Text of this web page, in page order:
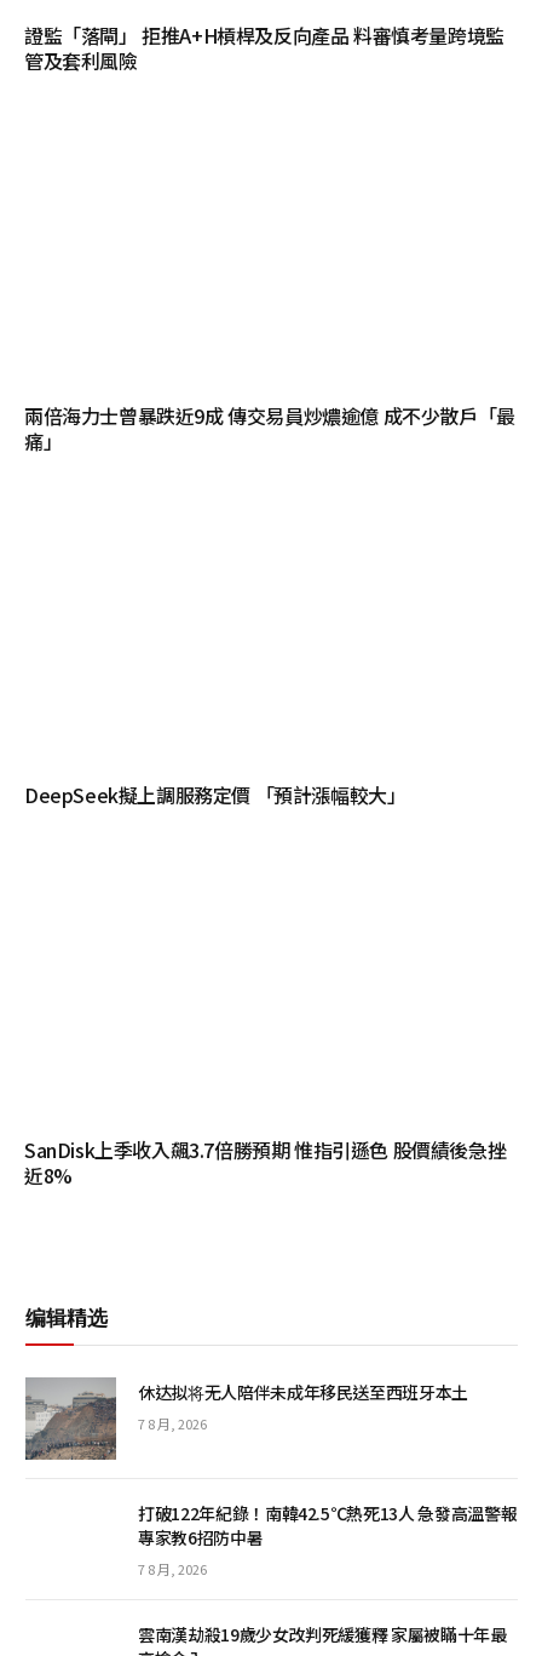
證監「落閘」 拒推A+H槓桿及反向產品 料審慎考量跨境監
管及套利風險
兩倍海力士曾暴跌近9成 傳交易員炒燶逾億 成不少散戶「最
痛」
DeepSeek擬上調服務定價 「預計漲幅較大」
SanDisk上季收入飆3.7倍勝預期 惟指引遜色 股價績後急挫
近8%
编辑精选
休达拟将无人陪伴未成年移民送至西班牙本土
7 8 月, 2026
打破122年紀錄！南韓42.5℃熱死13人 急發高溫警報
專家教6招防中暑
7 8 月, 2026
雲南漢劫殺19歲少女改判死緩獲釋 家屬被瞞十年最